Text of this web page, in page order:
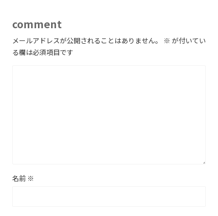
comment
メールアドレスが公開されることはありません。 ※ が付いてい
る欄は必須項目です
名前 ※